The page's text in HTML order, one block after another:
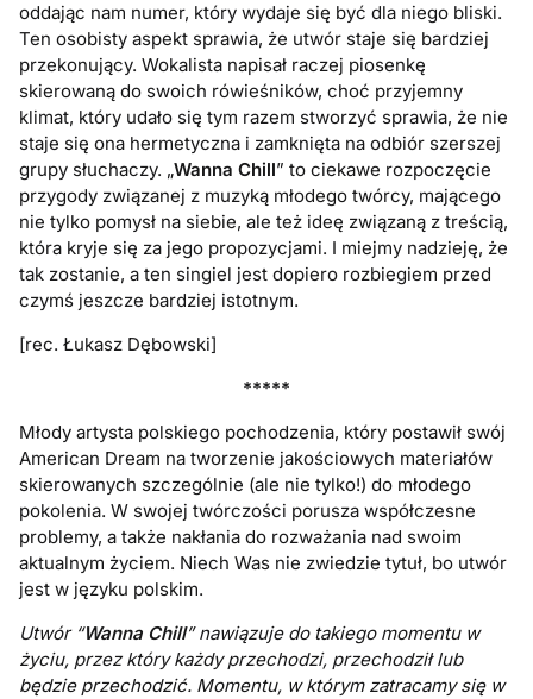
oddając nam numer, który wydaje się być dla niego bliski.
Ten osobisty aspekt sprawia, że utwór staje się bardziej
przekonujący. Wokalista napisał raczej piosenkę
skierowaną do swoich rówieśników, choć przyjemny
klimat, który udało się tym razem stworzyć sprawia, że nie
staje się ona hermetyczna i zamknięta na odbiór szerszej
grupy słuchaczy. „Wanna Chill” to ciekawe rozpoczęcie
przygody związanej z muzyką młodego twórcy, mającego
nie tylko pomysł na siebie, ale też ideę związaną z treścią,
która kryje się za jego propozycjami. I miejmy nadzieję, że
tak zostanie, a ten singiel jest dopiero rozbiegiem przed
czymś jeszcze bardziej istotnym.
[rec. Łukasz Dębowski]
*****
Młody artysta polskiego pochodzenia, który postawił swój
American Dream na tworzenie jakościowych materiałów
skierowanych szczególnie (ale nie tylko!) do młodego
pokolenia. W swojej twórczości porusza współczesne
problemy, a także nakłania do rozważania nad swoim
aktualnym życiem. Niech Was nie zwiedzie tytuł, bo utwór
jest w języku polskim.
Utwór “Wanna Chill” nawiązuje do takiego momentu w
życiu, przez który każdy przechodzi, przechodził lub
będzie przechodzić. Momentu, w którym zatracamy się w